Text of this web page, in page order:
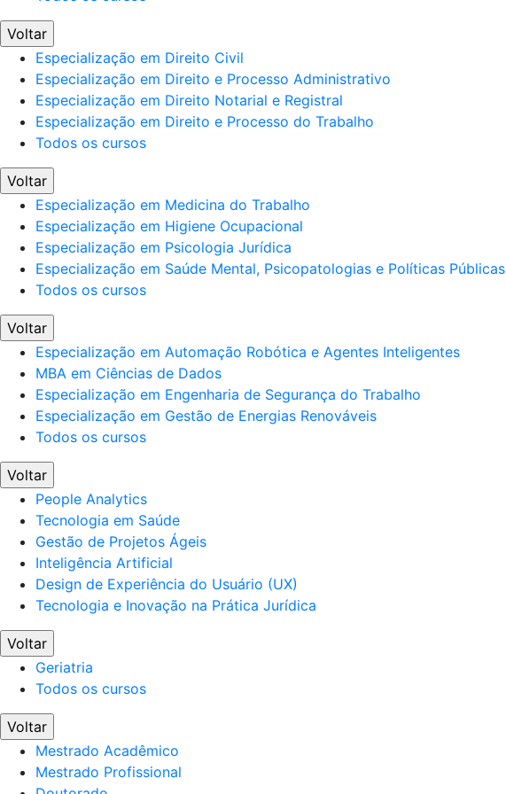
Voltar
Especialização em Direito Civil
Especialização em Direito e Processo Administrativo
Especialização em Direito Notarial e Registral
Especialização em Direito e Processo do Trabalho
Todos os cursos
Voltar
Especialização em Medicina do Trabalho
Especialização em Higiene Ocupacional
Especialização em Psicologia Jurídica
Especialização em Saúde Mental, Psicopatologias e Políticas Públicas
Todos os cursos
Voltar
Especialização em Automação Robótica e Agentes Inteligentes
MBA em Ciências de Dados
Especialização em Engenharia de Segurança do Trabalho
Especialização em Gestão de Energias Renováveis
Todos os cursos
Voltar
People Analytics
Tecnologia em Saúde
Gestão de Projetos Ágeis
Inteligência Artificial
Design de Experiência do Usuário (UX)
Tecnologia e Inovação na Prática Jurídica
Voltar
Geriatria
Todos os cursos
Voltar
Mestrado Acadêmico
Mestrado Profissional